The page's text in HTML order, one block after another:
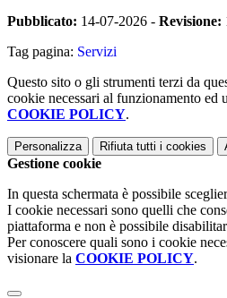
Pubblicato: 14-07-2026 - Revisione:
Tag pagina: Servizi
Questo sito o gli strumenti terzi da
cookie necessari al funzionamento
COOKIE POLICY.
Personalizza Rifiuta tutti i cookies
Gestione cookie
In questa schermata è possibile
I cookie necessari sono quelli che
piattaforma e non è possibile
Per conoscere quali sono i cookie
visionare la COOKIE POLICY.